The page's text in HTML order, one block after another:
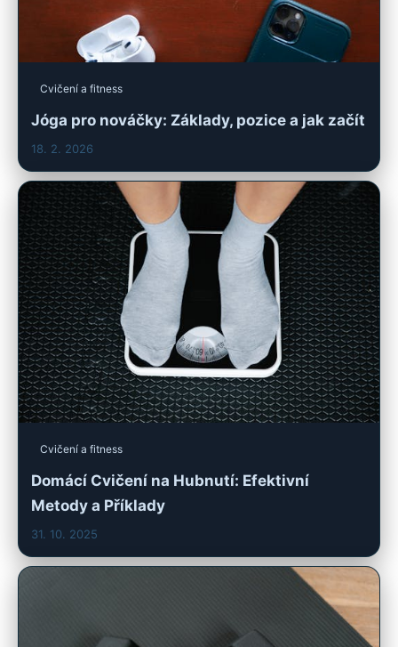
Cvičení a fitness
Jóga pro nováčky: Základy, pozice a jak začít
18. 2. 2026
Cvičení a fitness
Domácí Cvičení na Hubnutí: Efektivní
Metody a Příklady
31. 10. 2025